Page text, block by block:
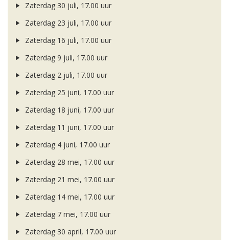
Zaterdag 30 juli, 17.00 uur
Zaterdag 23 juli, 17.00 uur
Zaterdag 16 juli, 17.00 uur
Zaterdag 9 juli, 17.00 uur
Zaterdag 2 juli, 17.00 uur
Zaterdag 25 juni, 17.00 uur
Zaterdag 18 juni, 17.00 uur
Zaterdag 11 juni, 17.00 uur
Zaterdag 4 juni, 17.00 uur
Zaterdag 28 mei, 17.00 uur
Zaterdag 21 mei, 17.00 uur
Zaterdag 14 mei, 17.00 uur
Zaterdag 7 mei, 17.00 uur
Zaterdag 30 april, 17.00 uur